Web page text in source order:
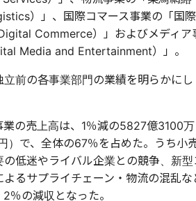
）」、国際コマース事業の「国際
Commerce）」およびメディア
Media and Entertainment）」。
前の各事業部門の業績を明らかにし
業の売上高は、1％減の5827億3100万
）で、全体の67％を占めた。うち小
低迷やライバル企業との競争、新型
よるサプライチェーン・物流の混乱な
％の減収となった。